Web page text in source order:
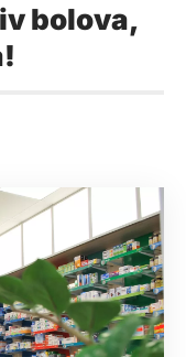
bolova,